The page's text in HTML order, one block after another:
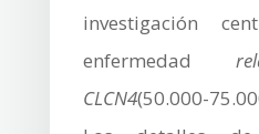
investigación
enfermedad
CLCN4(50.000-